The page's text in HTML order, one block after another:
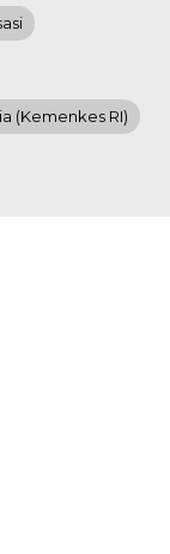
(Kemenkes RI)